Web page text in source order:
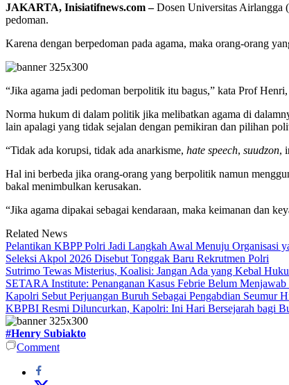
JAKARTA, Inisiatifnews.com –Dosen Universitas Airlangga
pedoman.
Karena dengan berpedoman pada agama, maka orang-orang
“Jika agama jadi pedoman berpolitik itu bagus,” kata Prof
Norma hukum di dalam politik jika melibatkan agama di
lain apalagi yang tidak sejalan dengan pemikiran dan pilihan
“Tidak ada korupsi, tidak ada anarkisme, hate speech, suudzon,
Hal ini berbeda jika orang-orang yang berpolitik namun
bakal menimbulkan kerusakan.
“Jika agama dipakai sebagai kendaraan, maka keimanan dan
Related News
Pelantikan KBPP Polri Jadi Langkah Awal Menuju Organisasi
Seleksi Akpol 2026 Disebut Tonggak Baru Rekrutmen Polri
Sutrimo Tewas Misterius, Koalisi: Jangan Ada yang Kebal
SETARA Institute: Penanganan Kasus Febrie Belum
Kapolri Sebut Perjuangan Buruh Sebagai Pengabdian Seumur
KBPBI Resmi Diluncurkan, Kapolri: Ini Hari Bersejarah bagi
#Henry Subiakto
Comment